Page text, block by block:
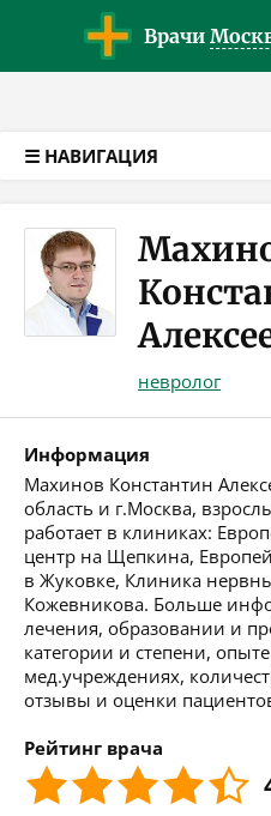
Врачи
☰ НАВИГАЦИЯ
невролог
Информация
Махинов Константин
область и г.Москва,
работает в клиниках:
центр на Щепкина,
в Жуковке, Клиника
Кожевникова. Больше
лечения, образовании и
категории и степени,
мед.учреждениях,
отзывы и оценки
Рейтинг врача